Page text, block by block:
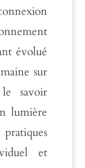
évolué
sur
savoir
lumière
et